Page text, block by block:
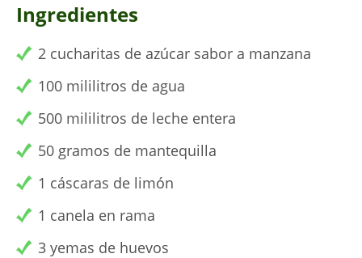
Ingredientes
2 cucharitas de azúcar sabor a manzana
100 mililitros de agua
500 mililitros de leche entera
50 gramos de mantequilla
1 cáscaras de limón
1 canela en rama
3 yemas de huevos